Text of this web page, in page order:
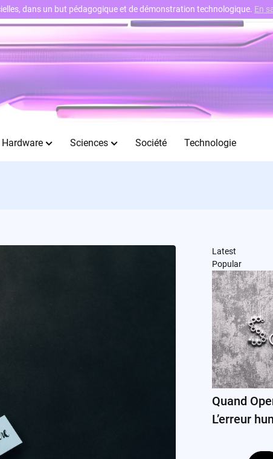
Hardware Sciences Société Technologie
Latest
Popular
Quand
L’erreur
dans un but pédagogique et de démonstration technologique. En